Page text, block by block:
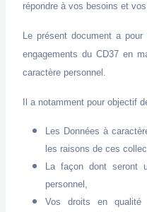
répondre à vos besoins et
Le présent document a
engagements du CD37 en
caractère personnel.
Il a notamment pour objectif
Les Données à
les raisons de ces
La façon dont seront
personnel,
Vos droits en qualité